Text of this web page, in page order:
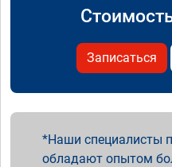
Записаться
Наши специалисты
обладают опытом